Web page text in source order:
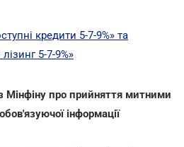
кредити 5-7-9%» та
5-7-9%»
Мінфіну про прийняття митними
інформації